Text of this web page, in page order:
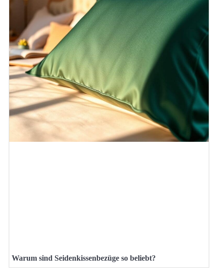
Warum sind Seidenkissenbezüge so beliebt?